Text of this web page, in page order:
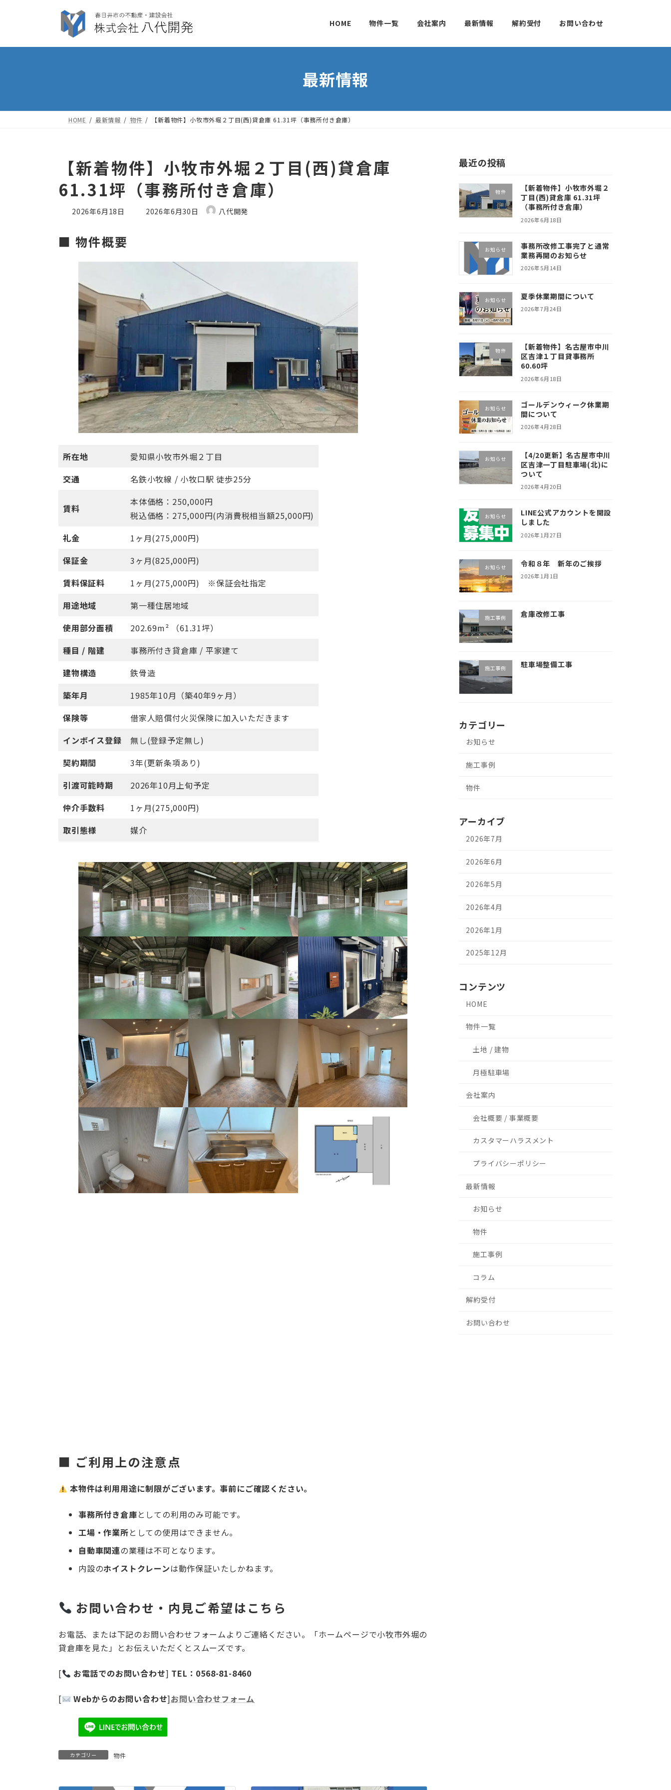
ン
ー
HOME 物件一覧 会社案内 最新情報 解約受付 お問い合わせ
最新情報
HOME 最新情報 物件 【新着物件】小牧市外堀２丁目(西)貸倉庫 61.31坪（事務所付き倉庫）
【新着物件】小牧市外堀２丁目(西)貸倉庫
61.31坪（事務所付き倉庫）
2026年6月18日
最
日
2026年6月30日 八代開発
■ 物件概要
所在地
愛知県小牧市外堀２丁目
交通
名鉄小牧線 / 小牧口駅 徒歩25分
賃料
本体価格：250,000円
税込価格：275,000円(内消費税相当額25,000円)
礼金
1ヶ月(275,000円)
保証金
3ヶ月(825,000円)
賃料保証料
1ヶ月(275,000円) ※保証会社指定
用途地域
第一種住居地域
使用部分面積
202.69m² （61.31坪）
種目 / 階建
事務所付き貸倉庫 / 平家建て
建物構造
鉄骨造
築年月
1985年10月（築40年9ヶ月）
保険等
借家人賠償付火災保険に加入いただきます
インボイス登録
無し(登録予定無し)
契約期間
3年(更新条項あり)
引渡可能時期
2026年10月上旬予定
仲介手数料
1ヶ月(275,000円)
取引態様
媒介
■ ご利用上の注意点
本物件は利用用途に制限がございます。事前にご確認ください。
事務所付き倉庫としての利用のみ可能です。
工場・作業所としての使用はできません。
自動車関連の業種は不可となります。
内設のホイストクレーンは動作保証いたしかねます。
お問い合わせ・内見ご希望はこちら
お電話、または下記のお問い合わせフォームよりご連絡ください。「ホームページで小牧市外堀の
貸倉庫を見た」とお伝えいただくとスムーズです。
[ お電話でのお問い合わせ] TEL：0568-81-8460
[ Webからのお問い合わせ]お問い合わせフォーム
カテゴリー 物件
最近の投稿
物件
【新着物件】小牧市外堀２
丁目(西)貸倉庫 61.31坪
（事務所付き倉庫）
2026年6月18日
お知らせ
事務所改修工事完了と通常
業務再開のお知らせ
2026年5月14日
お知らせ 夏季休業期間について
2026年7月24日
物件
【新着物件】名古屋市中川
区吉津１丁目貸事務所
60.60坪
2026年6月18日
お知らせ
ゴールデンウィーク休業期
間について
2026年4月28日
お知らせ
【4/20更新】名古屋市中川
区吉津一丁目駐車場(北)に
ついて
2026年4月20日
お知らせ
LINE公式アカウントを開設
しました
2026年1月27日
お知らせ 令和８年 新年のご挨拶
2026年1月1日
施工事例 倉庫改修工事
施工事例 駐車場整備工事
カテゴリー
お知らせ
施工事例
物件
アーカイブ
2026年7月
2026年6月
2026年5月
2026年4月
2026年1月
2025年12月
コンテンツ
HOME
物件一覧
土地 / 建物
月極駐車場
会社案内
会社概要 / 事業概要
カスタマーハラスメント
プライバシーポリシー
最新情報
お知らせ
物件
施工事例
コラム
解約受付
お問い合わせ